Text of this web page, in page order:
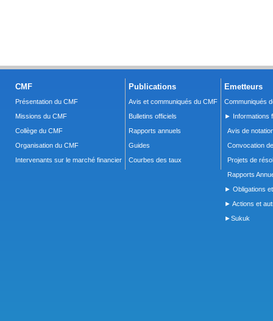
CMF
Présentation du CMF
Missions du CMF
Collège du CMF
Organisation du CMF
Intervenants sur le marché financier
Publications
Avis et communiqués du CMF
Bulletins officiels
Rapports annuels
Guides
Courbes des taux
Emetteurs
Communiqués
► Informations
Avis de
Convocation
Projets de
Rapports
► Obligations
► Actions et
►Sukuk